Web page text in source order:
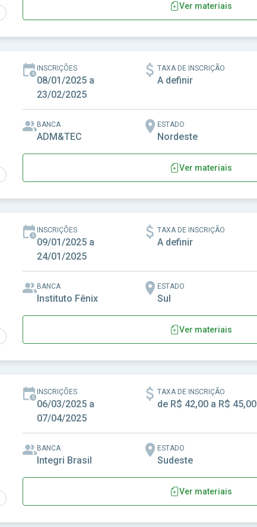
Ver materiais
INSCRIÇÕES
08/01/2025 a
23/02/2025
TAXA DE INSCRIÇÃO
A definir
BANCA
ADM&TEC
ESTADO
Nordeste
Ver materiais
INSCRIÇÕES
09/01/2025 a
24/01/2025
TAXA DE INSCRIÇÃO
A definir
BANCA
Instituto Fênix
ESTADO
Sul
Ver materiais
INSCRIÇÕES
06/03/2025 a
07/04/2025
TAXA DE INSCRIÇÃO
de R$ 42,00 a R$ 45,00
BANCA
Integri Brasil
ESTADO
Sudeste
Ver materiais